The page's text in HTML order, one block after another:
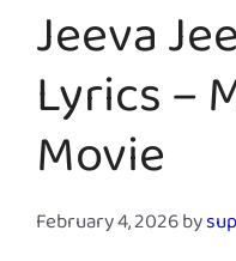
Jeeva
Lyrics –
Movie
February 4, 2026by